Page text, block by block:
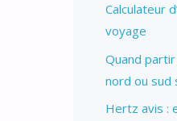
Calculateur
voyage
Quand
nord ou sud
Hertz avis :